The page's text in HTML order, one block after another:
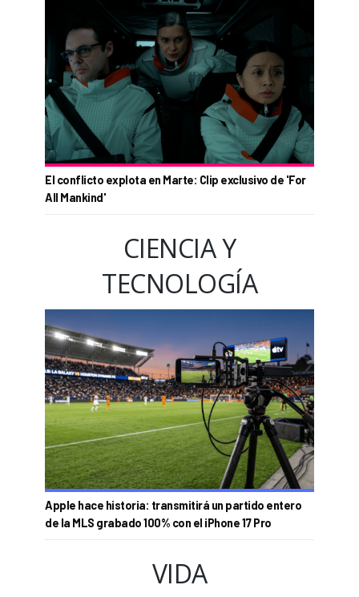
El conflicto explota en Marte: Clip exclusivo de 'For
All Mankind'
CIENCIA Y
TECNOLOGÍA
Apple hace historia: transmitirá un partido entero
de la MLS grabado 100% con el iPhone 17 Pro
VIDA